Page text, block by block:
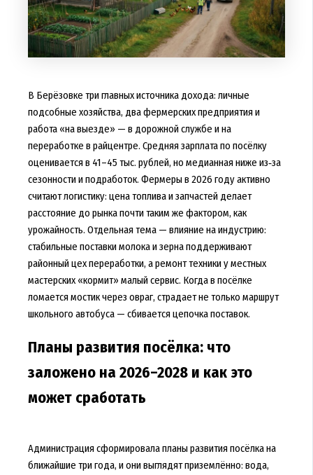
В Берёзовке три главных источника дохода: личные
подсобные хозяйства, два фермерских предприятия и
работа «на выезде» — в дорожной службе и на
переработке в райцентре. Средняя зарплата по посёлку
оценивается в 41–45 тыс. рублей, но медианная ниже из‑за
сезонности и подработок. Фермеры в 2026 году активно
считают логистику: цена топлива и запчастей делает
расстояние до рынка почти таким же фактором, как
урожайность. Отдельная тема — влияние на индустрию:
стабильные поставки молока и зерна поддерживают
районный цех переработки, а ремонт техники у местных
мастерских «кормит» малый сервис. Когда в посёлке
ломается мостик через овраг, страдает не только маршрут
школьного автобуса — сбивается цепочка поставок.
Планы развития посёлка: что
заложено на 2026–2028 и как это
может сработать
Администрация сформировала планы развития посёлка на
ближайшие три года, и они выглядят приземлённо: вода,